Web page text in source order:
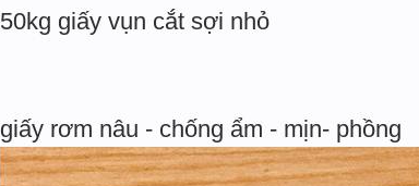
50kg giấy vụn cắt sợi nhỏ
giấy rơm nâu - chống ẩm - mịn- phồng